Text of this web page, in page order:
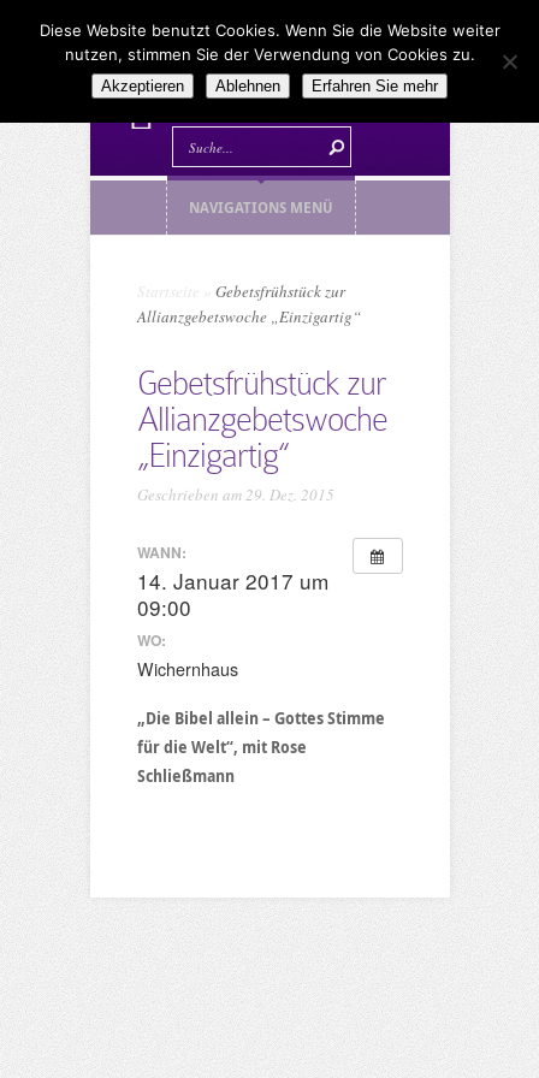
NAVIGATIONS MENÜ
Startseite
Gebetsfrühstück zur
Allianzgebetswoche „Einzigartig“
Gebetsfrühstück zur
Allianzgebetswoche
„Einzigartig“
Geschrieben am 29. Dez. 2015
WANN:
14. Januar 2017 um
09:00
WO:
Wichernhaus
„Die Bibel allein – Gottes Stimme
für die Welt“, mit Rose
Schließmann
Diese Website benutzt Cookies. Wenn Sie die Website weiter
nutzen, stimmen Sie der Verwendung von Cookies zu.
Akzeptieren Ablehnen Erfahren Sie mehr